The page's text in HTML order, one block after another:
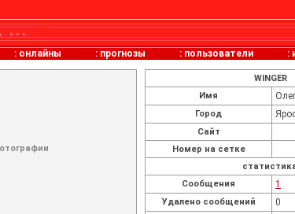
: онлайны : прогнозы : пользователи :
WINGER
Имя
Город
Сайт
Номер на сетке
Cообщения
1
Удалено сообщений 0